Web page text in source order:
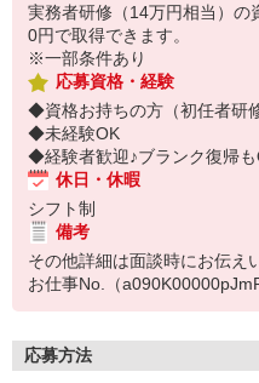
実務者研修（14万円相当）の
0円で取得できます。
※一部条件あり
応募資格・経験
◆資格お持ちの方（初任者研
◆未経験OK
◆経験者歓迎♪ブランク復帰も
休日・休暇
シフト制
備考
その他詳細は面談時にお伝え
お仕事No.（
応募方法